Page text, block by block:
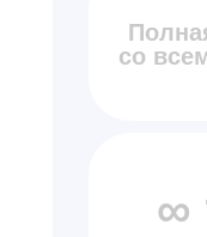
со
∞